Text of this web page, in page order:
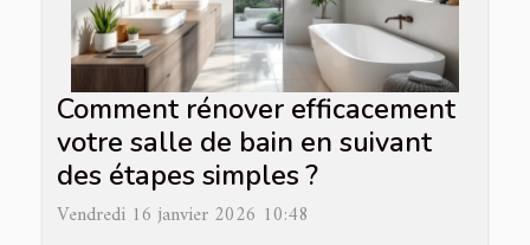
Comment rénover efficacement
votre salle de bain en suivant
des étapes simples ?
Vendredi 16 janvier 2026 10:48